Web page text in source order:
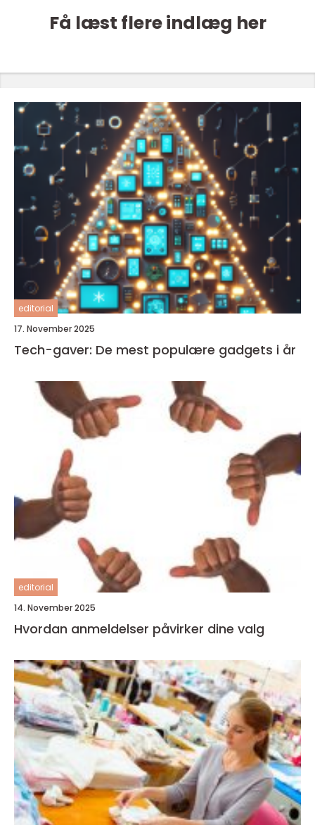
Få læst flere indlæg her
editorial
17. November 2025
Tech-gaver: De mest populære gadgets i år
editorial
14. November 2025
Hvordan anmeldelser påvirker dine valg